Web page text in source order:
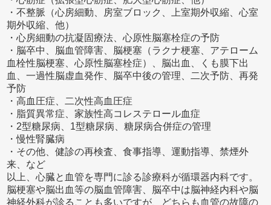
・不整脈（心房細動、房室ブロック、上室期外収縮、心室
期外収縮、他）
・心房細動の抗凝固療法、心原性脳塞栓症の予防
・脳卒中、脳血管障害、脳梗塞（ラクナ梗塞、アテローム
血栓性脳梗塞、心原性脳塞栓症）、脳出血、くも膜下出
血、一過性脳虚血発作、脳卒中後の管理、二次予防、再発
予防
・高血圧症、二次性高血圧症
・脂質異常症、家族性高コレステロール血症
・2型糖尿病、1型糖尿病、糖尿病合併症の管理
・慢性腎臓病
・その他、健診の再検査、食事指導、運動指導、禁煙外
来、など
以上、心臓と血管を専門に診る診療科が循環器内科です。
脳梗塞や脳出血等の脳血管障害、脳卒中は脳神経内科や脳
神経外科が診ることも多いですが、どちらも血管の故障の